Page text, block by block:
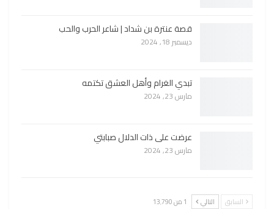
قصة عنترة بن شداد | شاعر الحرب والحب
ديسمبر 18, 2024
تبدي الغرام وأهل العشق تكتمه
مارس 23, 2024
عرضت على ذات الدلال صبابتي
مارس 23, 2024
السابق التالي 1 من 13٬790